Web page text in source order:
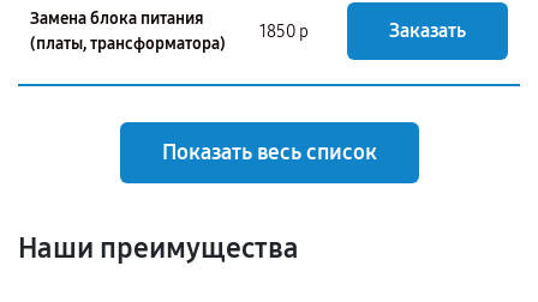
Замена блока питания
(платы, трансформатора)
1850 р Заказать
Показать весь список
Наши преимущества